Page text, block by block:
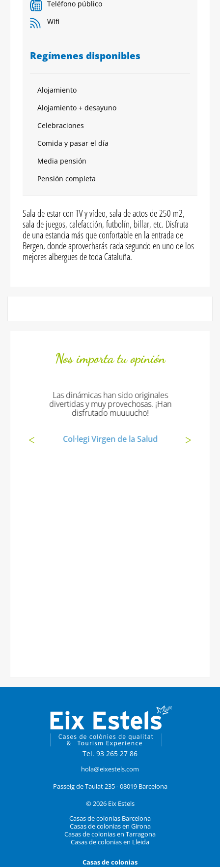
Teléfono público
Wifi
Regímenes disponibles
Alojamiento
Alojamiento + desayuno
Celebraciones
Comida y pasar el día
Media pensión
Pensión completa
Sala de estar con TV y vídeo, sala de actos de 250 m2,
sala de juegos, calefacción, futbolín, billar, etc. Disfruta
de una estancia más que confortable en la entrada de
Bergen, donde aprovecharás cada segundo en uno de los
mejores albergues de toda Cataluña.
Nos importa tu opinión
Las dinámicas han sido originales
divertidas y muy provechosas. ¡Han
disfrutado muuuucho!
Col·legi Virgen de la Salud
Tel. 93 265 27 86
hola@eixestels.com
Passeig de Taulat 235 - 08019 Barcelona
© 2026 Eix Estels
Casas de colonias Barcelona
Casas de colonias en Girona
Casas de colonias en Tarragona
Casas de colonias en Lleida
Casas de colonias